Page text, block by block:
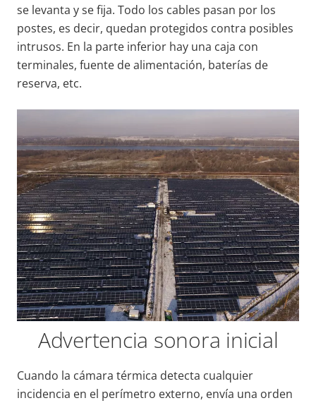
se levanta y se fija. Todo los cables pasan por los
postes, es decir, quedan protegidos contra posibles
intrusos. En la parte inferior hay una caja con
terminales, fuente de alimentación, baterías de
reserva, etc.
Advertencia sonora inicial
Cuando la cámara térmica detecta cualquier
incidencia en el perímetro externo, envía una orden